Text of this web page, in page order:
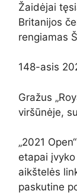
Žaidėjai
Britanijos
rengiamas
148-asis
Gražus
viršūnėje,
„2021
etapai
aikštelės
paskutine